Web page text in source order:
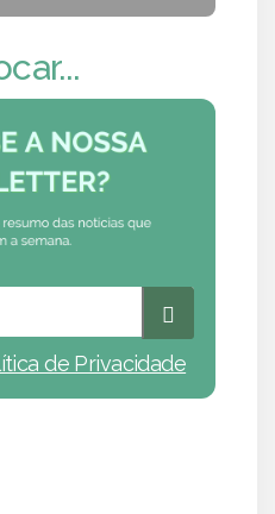
de Privacidade